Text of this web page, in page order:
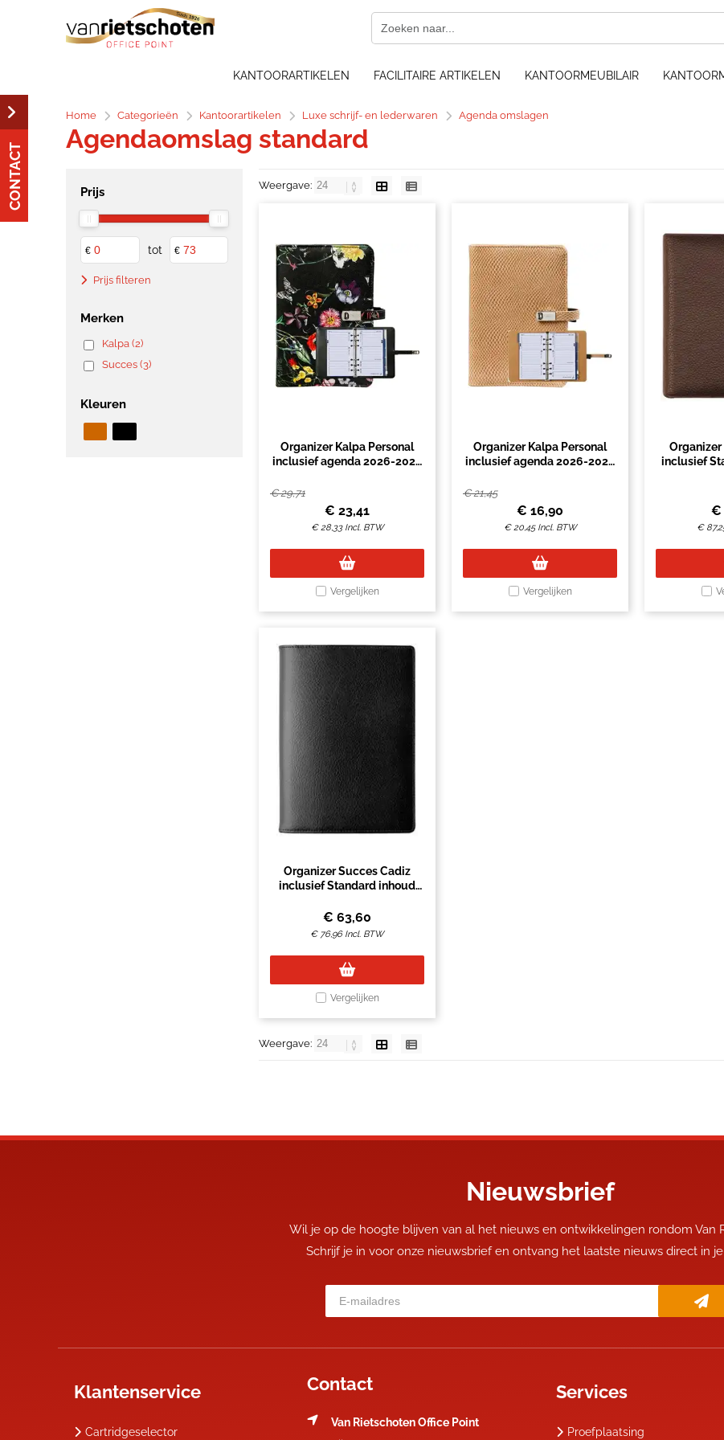
KANTOORARTIKELEN FACILITAIRE ARTIKELEN KANTOORMEUBILAIR
Home Categorieën Kantoorartikelen Luxe schrijf- en lederwaren Agenda omslagen
Agendaomslag standard
Prijs
€ tot €
Prijs filteren
Merken
Kalpa (2)
Succes (3)
Kleuren
Weergave:
Organizer Kalpa Personal
inclusief agenda 2026-2027
bloemenzee zwart
€29,71
€ 23,41
€28,33 Incl. BTW
Vergelijken
Organizer Kalpa Personal
inclusief agenda 2026-2027
slangenprint bruin
€21,45
€ 16,90
€20,45 Incl. BTW
Vergelijken
inclusief
€
€
Organizer Succes Cadiz
inclusief Standard inhoud
€ 63,60
€ 76,96 Incl. BTW
Vergelijken
Weergave:
Nieuwsbrief
Wil je op de hoogte blijven van al het nieuws en ontwikkelingen rondom Van
Schrijf je in voor onze nieuwsbrief en ontvang het laatste nieuws direct in
Klantenservice
Cartridgeselector
Contact
Van Rietschoten Office Point
Services
Proefplaatsing
CONTACT